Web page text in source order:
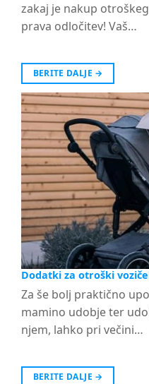
zakaj je nakup
prava odločitev! Vaš…
BERITE DALJE →
Dodatki za otroški
Za še bolj praktično
mamino udobje ter
njem, lahko pri večini…
BERITE DALJE →